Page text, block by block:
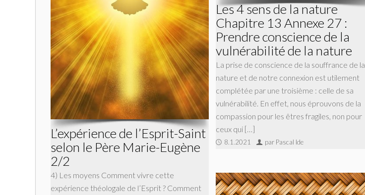
L’expérience de l’Esprit-Saint
selon le Père Marie-Eugène
2/2
4) Les moyens Comment vivre cette
expérience théologale de l’Esprit ? Comment
Les 4 sens de la nature
Chapitre 13 Annexe 27 :
Prendre conscience de la
vulnérabilité de la nature
La prise de conscience de la souffrance de la
nature et de notre connexion est utilement
complétée par une troisième : celle de sa
vulnérabilité. En effet, nous éprouvons de la
compassion pour les êtres fragiles, non pour
ceux qui […]
8.1.2021 par Pascal Ide